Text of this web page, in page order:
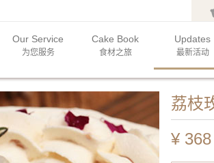
Our Service
为您服务
Cake Book
食材之旅
Updates
最新活动
荔枝
¥ 368